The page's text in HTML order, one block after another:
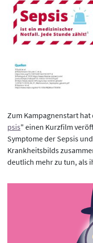
Zum Kampagnenstart
psis" einen Kurzfilm
Symptome der Sepsis
Krankheitsbilds
deutlich mehr zu tun, als